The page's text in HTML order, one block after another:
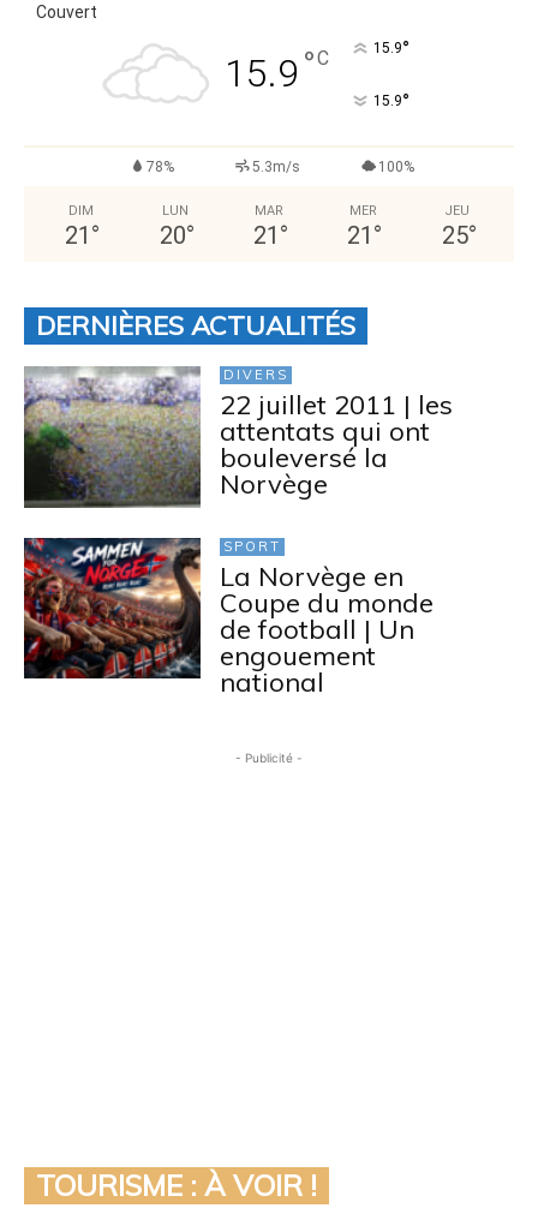
Couvert
15.9 °C 15.9°
15.9°
78% 5.3m/s 100%
DIM
21 °
LUN
20°
MAR
21 °
MER
21 °
JEU
25°
DERNIÈRES ACTUALITÉS
DIVERS
22 juillet 2011 | les
attentats qui ont
bouleversé la
Norvège
SPORT
La Norvège en
Coupe du monde
de football | Un
engouement
national
- Publicité -
TOURISME : À VOIR !